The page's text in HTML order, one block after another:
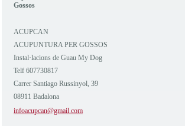
Gossos
ACUPCAN
ACUPUNTURA PER GOSSOS
Instal·lacions de Guau My Dog
Telf 607730817
Carrer Santiago Russinyol, 39
08911 Badalona
infoacupcan@gmail.com